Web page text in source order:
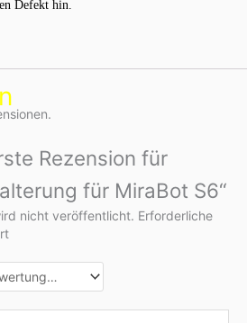
Defekt hin.
Rezension für
für MiraBot S6“
nicht veröffentlicht. Erforderliche